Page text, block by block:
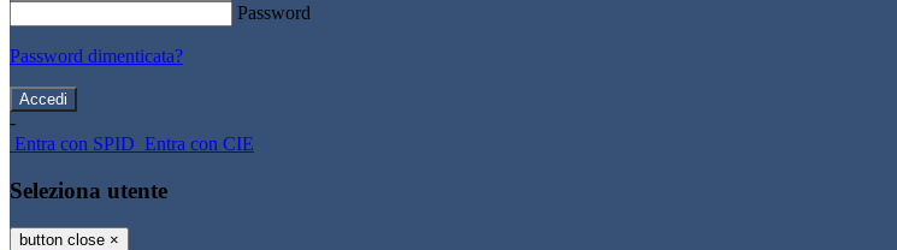
Password
Password dimenticata?
-
Entra con SPID Entra con CIE
Seleziona utente
button close ×